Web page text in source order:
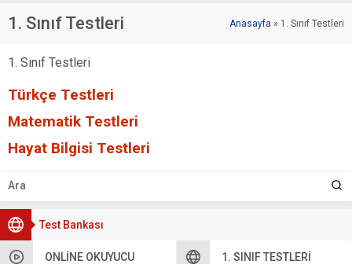
Test Bankası
ONLINE OKUYUCU 1. SINIF TESTLERI
1. Sınıf Testleri Anasayfa » 1. Sınıf Testleri
1. Sınıf Testleri
Türkçe Testleri
Matematik Testleri
Hayat Bilgisi Testleri